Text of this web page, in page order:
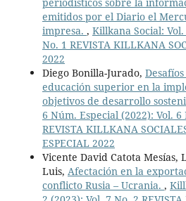
emitidos por el Diario el
impresa. , Killkana Social:
No. 1 REVISTA KILLKANA
2022
Diego Bonilla-Jurado,
educación superior en la
objetivos de desarrollo
6 Núm. Especial (2022): Vol.
REVISTA KILLKANA
ESPECIAL 2022
Vicente David Catota Mesías,
Luis, Afectación en la
conflicto Rusia – Ucrania. ,